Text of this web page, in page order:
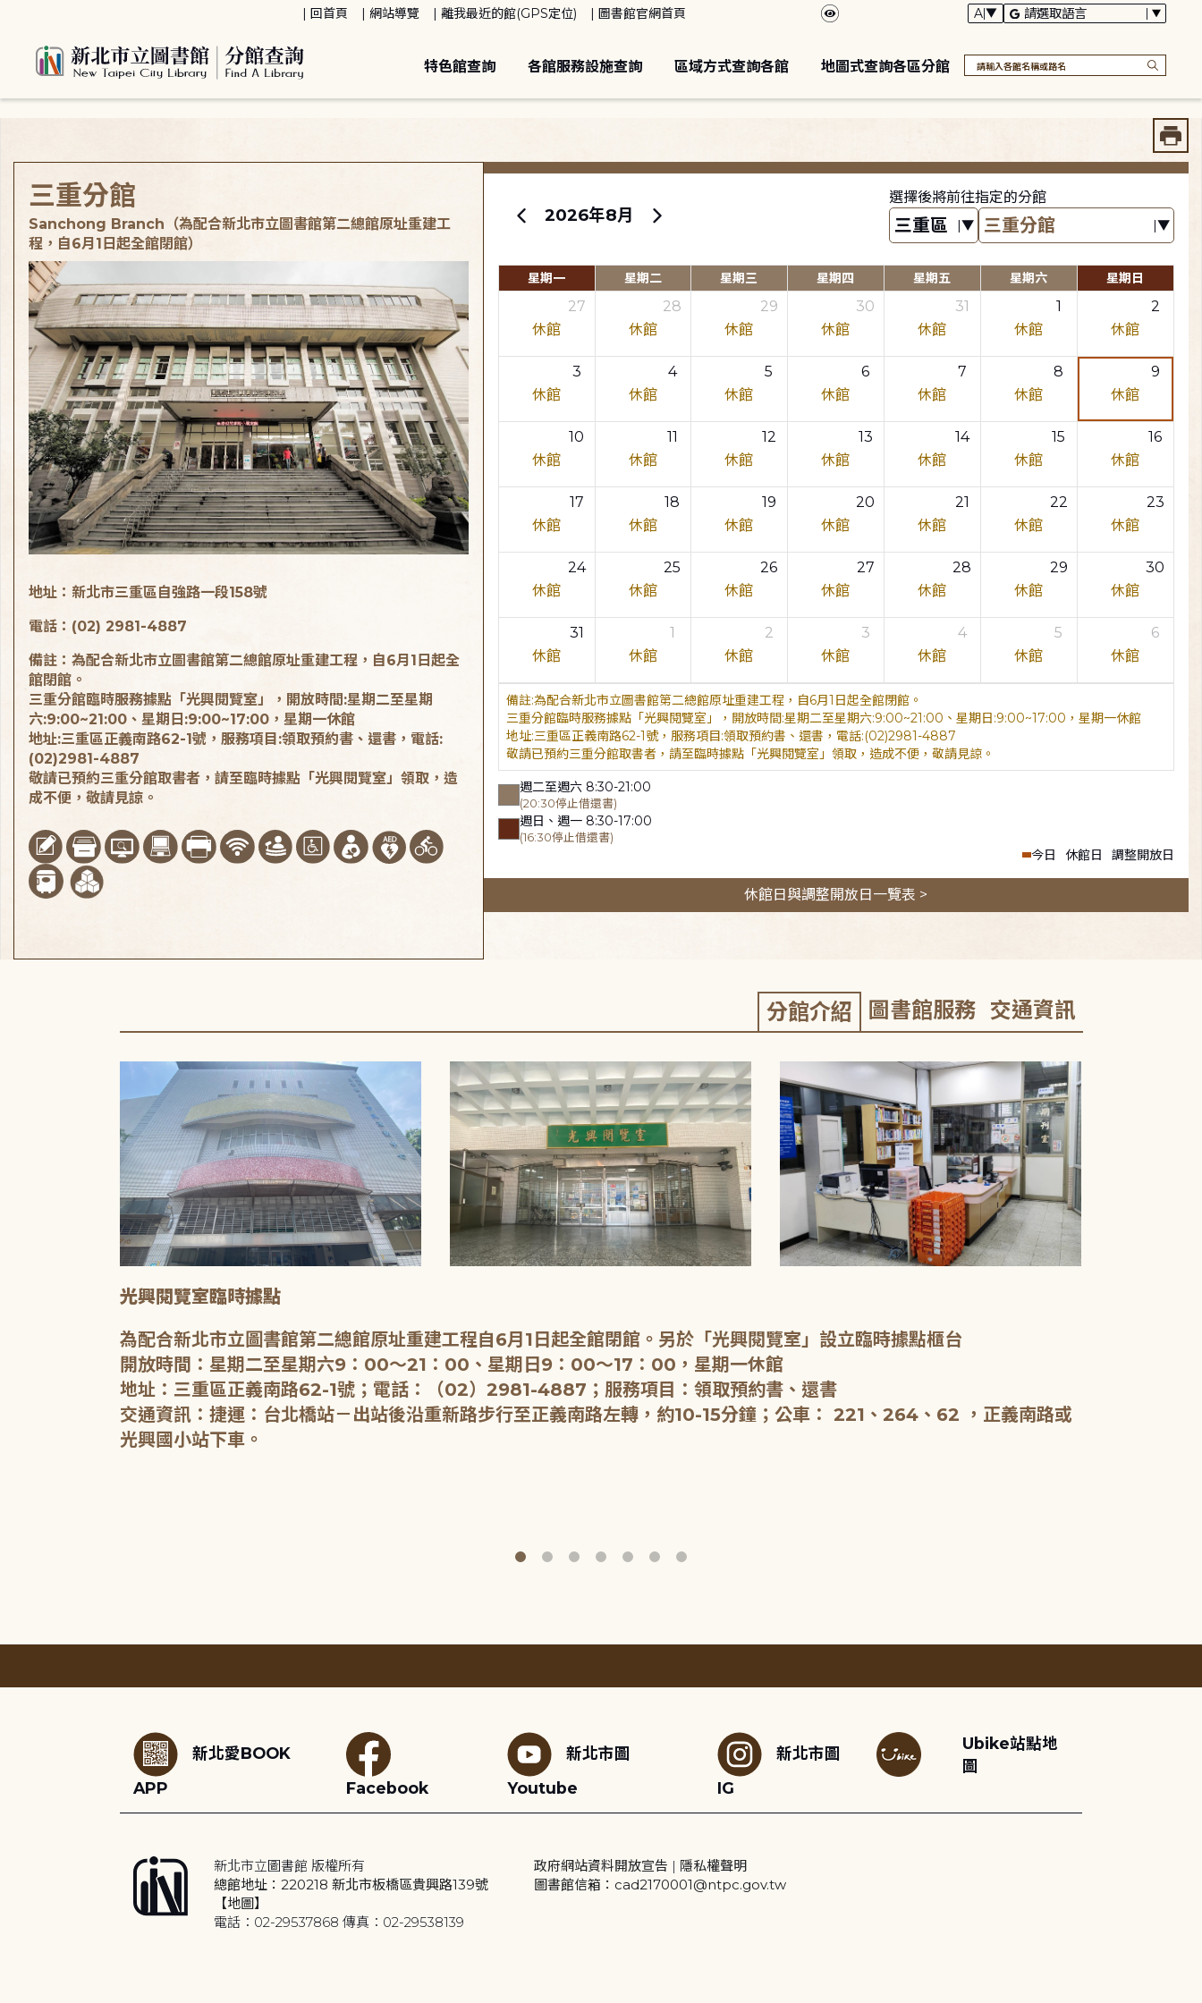
回首頁 網站導覽 離我最近的館(GPS定位) 圖書館官網首頁
特色館查詢 各館服務設施查詢 區域方式查詢各館 地圖式查詢各區分館
2026年8月
選擇後將前往指定的分館
星期一 星期二 星期三 星期四 星期五 星期六 星期日
27
休館
28
休館
29
休館
30
休館
31
休館
1
休館
2
休館
3
休館
4
休館
5
休館
6
休館
7
休館
8
休館
9
休館
10
休館
11
休館
12
休館
13
休館
14
休館
15
休館
16
休館
17
休館
18
休館
19
休館
20
休館
21
休館
22
休館
23
休館
24
休館
25
休館
26
休館
27
休館
28
休館
29
休館
30
休館
31
休館
1
休館
2
休館
3
休館
4
休館
5
休館
6
休館
為配合新北市立圖書館第二總館原址重建工程，自6月1日起全館閉館。
三重分館臨時服務據點「光興閱覽室」，開放時間:星期二至星期六:9:00~21:00、星期日:9:00~17:00，星期一休館
地址:三重區正義南路62-1號，服務項目:領取預約書、還書，電話:(02)2981-4887
敬請已預約三重分館取書者，請至臨時據點「光興閱覽室」領取，造成不便，敬請見諒。
週二至週六 8:30-21:00
(20:30停止借還書)
週日、週一 8:30-17:00
(16:30停止借還書)
今日 休館日 調整開放日
休館日與調整開放日一覽表 >
三重分館
Sanchong Branch（為配合新北市立圖書館第二總館原址重建工
程，自6月1日起全館閉館）
地址：新北市三重區自強路一段158號
電話：(02) 2981-4887
備註：為配合新北市立圖書館第二總館原址重建工程，自6月1日起全
館閉館。
三重分館臨時服務據點「光興閱覽室」，開放時間:星期二至星期
六:9:00~21:00、星期日:9:00~17:00，星期一休館
地址:三重區正義南路62-1號，服務項目:領取預約書、還書，電話:
(02)2981-4887
敬請已預約三重分館取書者，請至臨時據點「光興閱覽室」領取，造
成不便，敬請見諒。
分館介紹 圖書館服務 交通資訊
光興閱覽室臨時據點
為配合新北市立圖書館第二總館原址重建工程自6月1日起全館閉館。另於「光興閱覽室」設立臨時據點櫃台
開放時間：星期二至星期六9：00～21：00、星期日9：00～17：00，星期一休館
地址：三重區正義南路62-1號；電話：（02）2981-4887；服務項目：領取預約書、還書
交通資訊：捷運：台北橋站－出站後沿重新路步行至正義南路左轉，約10-15分鐘；公車： 221、264、62 ，正義南路或
光興國小站下車。
新北愛BOOK
APP
Facebook
新北市圖
Youtube
新北市圖
IG
Ubike站點地
圖
新北市立圖書館 版權所有
總館地址：220218 新北市板橋區貴興路139號
【地圖】
電話：02-29537868 傳真：02-29538139
政府網站資料開放宣告 | 隱私權聲明
圖書館信箱：cad2170001@ntpc.gov.tw